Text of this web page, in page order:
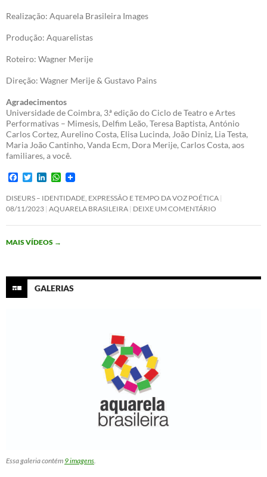
Realização: Aquarela Brasileira Images
Produção: Aquarelistas
Roteiro: Wagner Merije
Direção: Wagner Merije & Gustavo Pains
Agradecimentos
Universidade de Coimbra, 3.ª edição do Ciclo de Teatro e Artes
Performativas – Mimesis, Delfim Leão, Teresa Baptista, António
Carlos Cortez, Aurelino Costa, Elisa Lucinda, João Diniz, Lia Testa,
Maria João Cantinho, Vanda Ecm, Dora Merije, Carlos Costa, aos
familiares, a você.
F
c
e
b
o
k
T
i
t
t
e
n
k
e
d
n
W
a
t
s
A
DISEURS – IDENTIDADE, EXPRESSÃO E TEMPO DA VOZ POÉTICA
08/11/2023 AQUARELA BRASILEIRA DEIXE UM COMENTÁRIO
MAIS VÍDEOS →
GALERIAS
Essa galeria contém 9 imagens.